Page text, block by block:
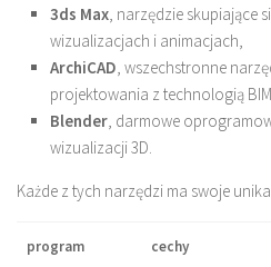
3ds Max, narzędzie skupiające
wizualizacjach i animacjach,
ArchiCAD, wszechstronne
projektowania z technologią
Blender, darmowe
wizualizacji 3D.
Każde z tych narzędzi ma swoje
program cechy